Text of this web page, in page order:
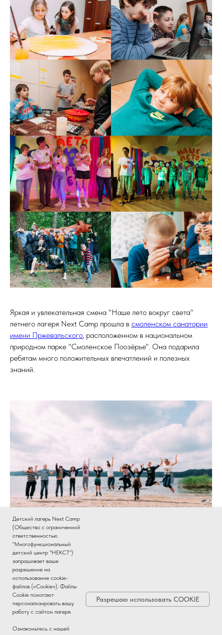
Яркая и увлекательная смена "Наше лето вокруг света"
летнего лагеря Next Camp прошла в смоленском санатории
имени Пржевальского, расположенном в национальном
природном парке "Смоленское Поозёрье". Она подарила
ребятам много положительных впечатлений и полезных
знаний.
Национальный природный парк-заповедник
"Смоленское поозёрье" пос. Пржевальское,
Демидовский район Смоленской области
Детский лагерь Next Camp
(Общество с ограниченной
ответственностью
"Многофункциональный
детский центр "НЕКСТ")
запрашивает ваше
разрешение на
использование cookie-
файлов («Cookie»). Файлы
Cookie помогают
персонализировать вашу
работу с сайтом лагеря.
Ознакомьтесь с нашей
Разрешаю использовать COOKIE